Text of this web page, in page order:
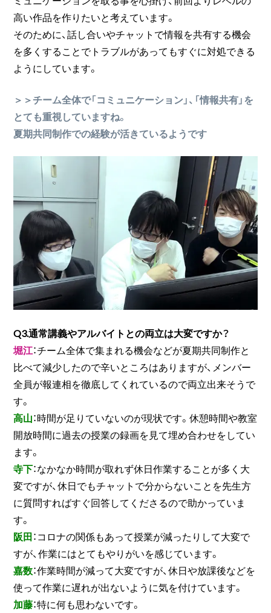
高い作品を作りたいと考えています。
そのために、話し合いやチャットで情報を共有する機会
を多くすることでトラブルがあってもすぐに対処できる
ようにしています。
＞＞チーム全体で「コミュニケーション」、「情報共有」を
とても重視していますね。
夏期共同制作での経験が活きているようです
Q3.通常講義やアルバイトとの両立は大変ですか？
堀江：チーム全体で集まれる機会などが夏期共同制作と
比べて減少したので辛いところはありますが、メンバー
全員が報連相を徹底してくれているので両立出来そうで
す。
高山：時間が足りていないのが現状です。休憩時間や教室
開放時間に過去の授業の録画を見て埋め合わせをしてい
ます。
寺下：なかなか時間が取れず休日作業することが多く大
変ですが、休日でもチャットで分からないことを先生方
に質問すればすぐ回答してくださるので助かっていま
す。
阪田：コロナの関係もあって授業が減ったりして大変で
すが、作業にはとてもやりがいを感じています。
嘉数：作業時間が減って大変ですが、休日や放課後などを
使って作業に遅れが出ないように気を付けています。
加藤：特に何も思わないです。